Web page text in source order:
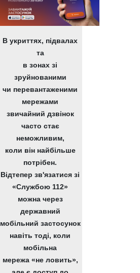
В укриттях, підвалах
та
в зонах зі
зруйнованими
чи перевантаженими
мережами
звичайний дзвінок
часто стає
неможливим,
коли він найбільше
потрібен.
Відтепер зв'язатися зі
«Службою 112»
можна через
державний
мобільний застосунок
навіть тоді, коли
мобільна
мережа «не ловить»,